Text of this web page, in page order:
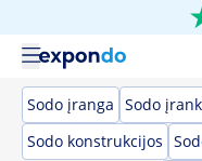
Sodo įranga Sodo
Sodo konstrukcijos